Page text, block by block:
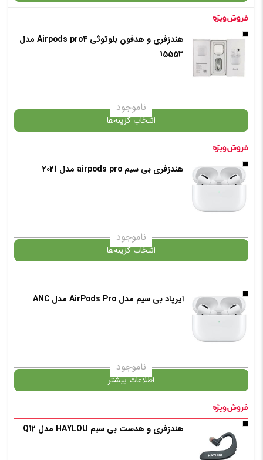
✧ چت با پشتیبان واتس آپ
در حال حاضر این محصول در انبار موجود نیست و در دسترس نمی باشد.
✧ چت با پشتیبان واتس آپ
هندزفری و هدفون بلوتوثی Airpods pro4 مدل
15553
ناموجود
انتخاب گزینه‌ها
گارانتی
انتخاب رنگ: سفید
✧ چت با پشتیبان واتس آپ
هندزفری بی سیم airpods pro مدل 2021
ناموجود
انتخاب گزینه‌ها
گارانتی
انتخاب رنگ: سفید
✧ چت با پشتیبان واتس آپ
ایرپاد بی‌ سیم مدل AirPods Pro مدل ANC
ناموجود
اطلاعات بیشتر
در حال حاضر این محصول در انبار موجود نیست و در دسترس نمی باشد.
هندزفری و هدست بی سیم HAYLOU مدل Q12